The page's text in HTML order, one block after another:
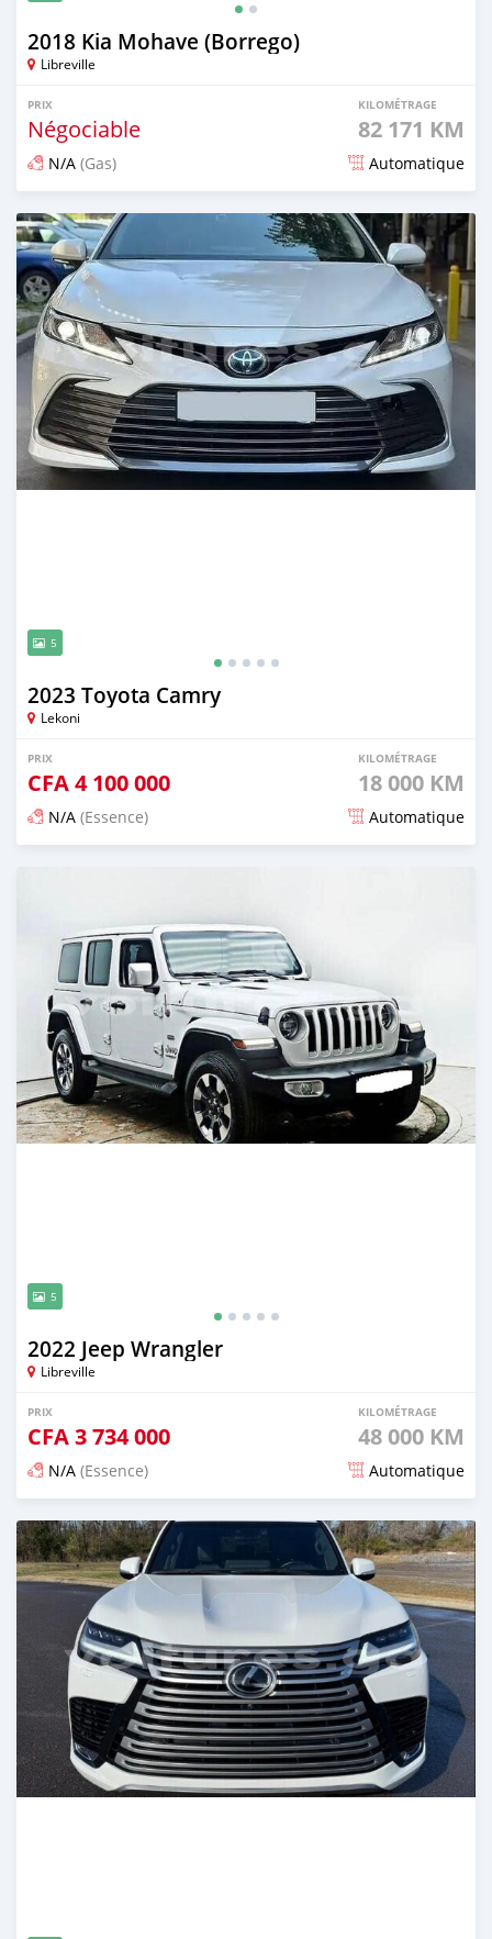
2018 Kia Mohave (Borrego)
Libreville
PRIX
Négociable
KILOMÉTRAGE
82 171 KM
N/A (Gas) Automatique
Publié il y a 21 jours
5
2023 Toyota Camry
Lekoni
PRIX
CFA4 100 000
KILOMÉTRAGE
18 000 KM
N/A (Essence) Automatique
5
2022 Jeep Wrangler
Libreville
PRIX
CFA3 734 000
KILOMÉTRAGE
48 000 KM
N/A (Essence) Automatique
Publié il y a environ un mois